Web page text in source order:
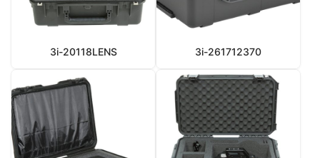
3i-20118LENS 3i-261712370